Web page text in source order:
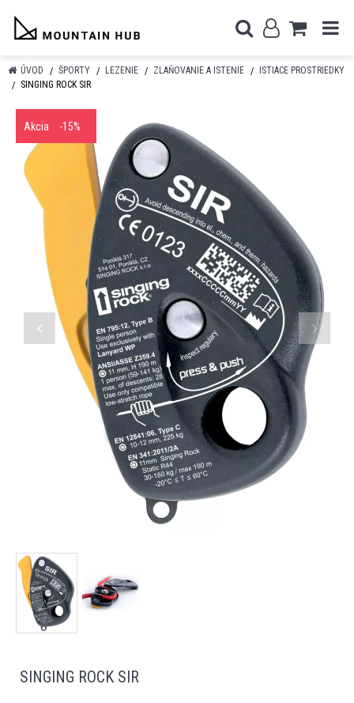
ÚVOD ŠPORTY LEZENIE ZLAŇOVANIE A ISTENIE
ISTIACE PROSTRIEDKY
SINGING ROCK SIR
Akcia -15%
SINGING ROCK SIR